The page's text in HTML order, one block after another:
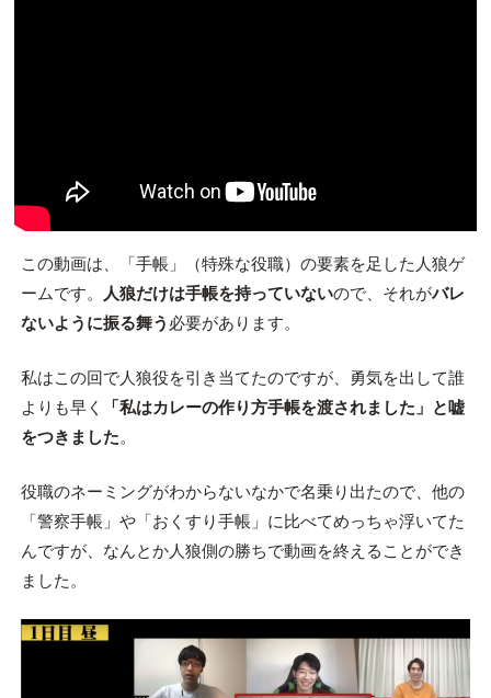
この動画は、「手帳」（特殊な役職）の要素を足した人狼ゲ
ームです。
人狼だけは手帳を持っていないので、それがバレ
ないように振る舞う 必要があります。
私はこの回で人狼役を引き当てたのですが、勇気を出して誰
よりも早く
「私はカレーの作り方手帳を渡されました」と嘘
をつきました。
役職のネーミングがわからないなかで名乗り出たので、他の
「警察手帳」や「おくすり手帳」に比べてめっちゃ浮いてた
んですが、なんとか人狼側の勝ちで動画を終えることができ
ました。